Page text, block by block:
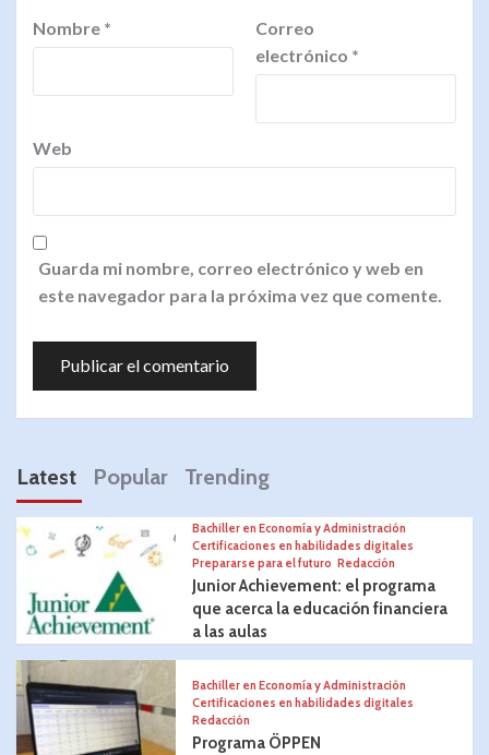
Nombre *
Correo
electrónico *
Web
Guarda mi nombre, correo electrónico y web en
este navegador para la próxima vez que comente.
Latest Popular Trending
Bachiller en Economía y Administración
Certificaciones en habilidades digitales
Prepararse para el futuro Redacción
Junior Achievement: el programa
que acerca la educación financiera
a las aulas
Bachiller en Economía y Administración
Certificaciones en habilidades digitales
Redacción
Programa ÖPPEN